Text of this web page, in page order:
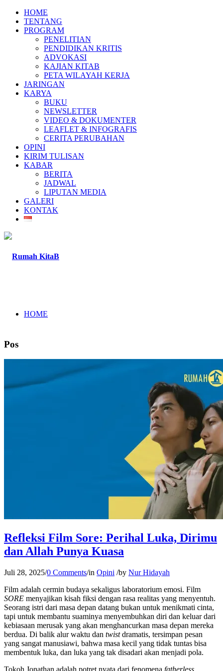
HOME
TENTANG
PROGRAM
PENELITIAN
PENDIDIKAN KRITIS
ADVOKASI
KAJIAN KITAB
PETA WILAYAH KERJA
JARINGAN
KARYA
BUKU
NEWSLETTER
VIDEO & DOKUMENTER
LEAFLET & INFOGRAFIS
CERITA PERUBAHAN
OPINI
KIRIM TULISAN
KABAR
BERITA
JADWAL
LIPUTAN MEDIA
GALERI
KONTAK
HOME
Pos
Refleksi Film Sore: Perihal Luka, Dirimu
dan Allah Punya Kuasa
Juli 28, 2025/0 Comments/in Opini /by Nur Hidayah
Film adalah cermin budaya sekaligus laboratorium emosi. Film
SORE menyajikan kisah fiksi dengan rasa realitas yang menyentuh.
Seorang istri dari masa depan datang bukan untuk menikmati cinta,
tapi untuk membantu suaminya menyembuhkan diri dan keluar dari
kebiasaan merusak yang akan menghancurkan masa depan mereka
berdua. Di balik alur waktu dan twistdramatis, tersimpan pesan
yang sangat manusiawi, bahwa masa kecil yang tidak tuntas bisa
membentuk luka, dan luka yang tak disadari akan menjadi pola.